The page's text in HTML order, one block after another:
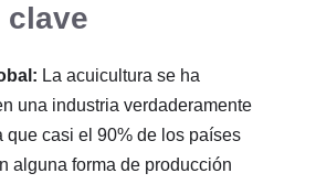
clave
La acuicultura se ha
una industria verdaderamente
que casi el 90% de los países
alguna forma de producción